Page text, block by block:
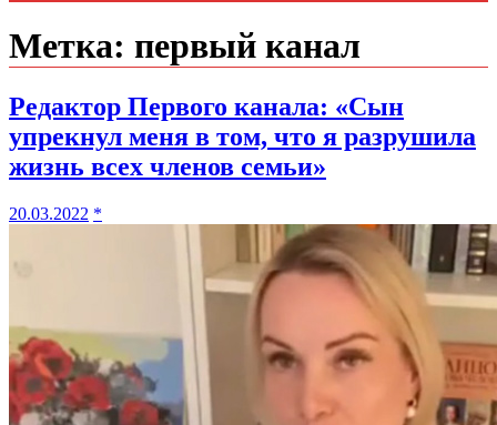
Метка: первый канал
Редактор Первого канала: «Сын
упрекнул меня в том, что я разрушила
жизнь всех членов семьи»
20.03.2022 *